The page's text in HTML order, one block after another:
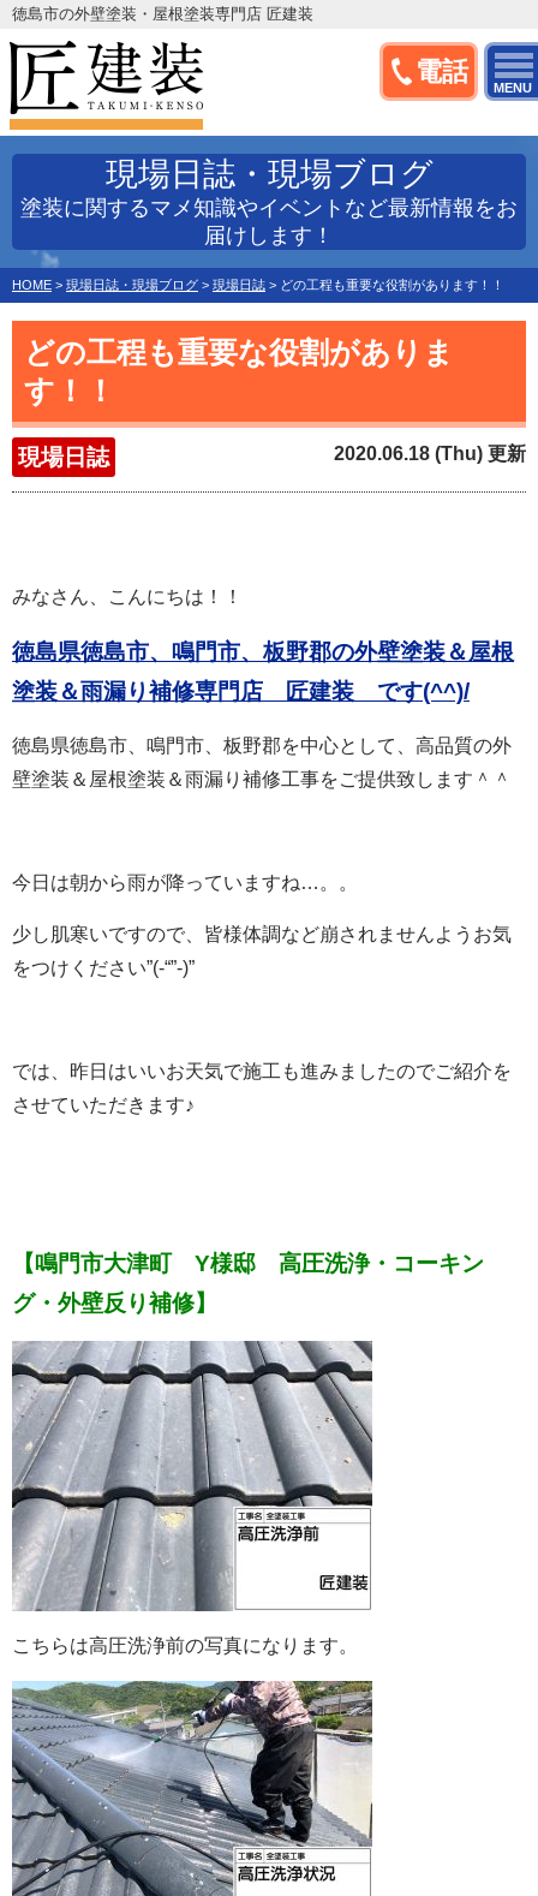
電話
MENU
徳島市の外壁塗装・屋根塗装専門店 匠建装
現場日誌・現場ブログ
塗装に関するマメ知識やイベントなど最新情報をお
届けします！
HOME > 現場日誌・現場ブログ > 現場日誌 > どの工程も重要な役割があります！！
どの工程も重要な役割がありま
す！！
現場日誌 2020.06.18 (Thu) 更新
みなさん、こんにちは！！
徳島県徳島市、鳴門市、板野郡の外壁塗装＆屋根
塗装＆雨漏り補修専門店 匠建装 です(^^)/
徳島県徳島市、鳴門市、板野郡を中心として、高品質の外
壁塗装＆屋根塗装＆雨漏り補修工事をご提供致します＾＾
今日は朝から雨が降っていますね…。。
少し肌寒いですので、皆様体調など崩されませんようお気
をつけください”(-“”-)”
では、昨日はいいお天気で施工も進みましたのでご紹介を
させていただきます♪
【鳴門市大津町 Y様邸 高圧洗浄・コーキン
グ・外壁反り補修】
こちらは高圧洗浄前の写真になります。